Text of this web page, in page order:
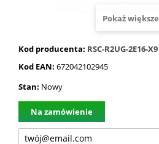
Pokaż większe
Kod producenta: RSC-R2UG-2E16-X9
Kod EAN: 672042102945
Stan: Nowy
Na zamówienie